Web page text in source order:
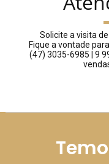
Solicite a visita
Fique a vontade
(47) 3035-6985 | 9